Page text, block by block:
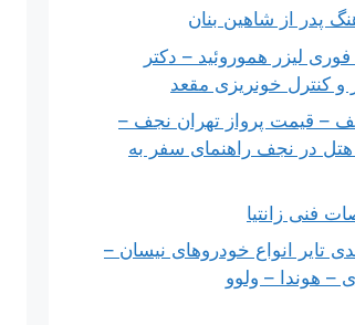
پدر از شاهین بنان
لیزر هموروئید – دکتر
و کنترل خونریزی مقعد
– قیمت پرواز تهران نجف –
در نجف راهنمای سفر به
فنی زانتیا
تایر انواع خودروهای نیسان –
– هوندا – ولوو